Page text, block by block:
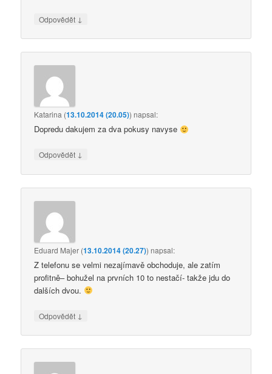
Odpovědět ↓
Katarina (13.10.2014 (20.05))napsal:
Dopredu dakujem za dva pokusy navyse
Odpovědět ↓
Eduard Majer (13.10.2014 (20.27))napsal:
Z telefonu se velmi nezajímavě obchoduje, ale zatím
profitně– bohužel na prvních 10 to nestačí- takže jdu do
dalších dvou.
Odpovědět ↓